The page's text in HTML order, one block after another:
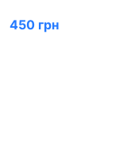
450 грн